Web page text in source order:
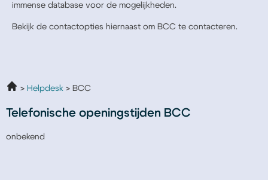
immense database voor de mogelijkheden.
Bekijk de contactopties hiernaast om BCC te contacteren.
Helpdesk BCC
Telefonische openingstijden BCC
onbekend